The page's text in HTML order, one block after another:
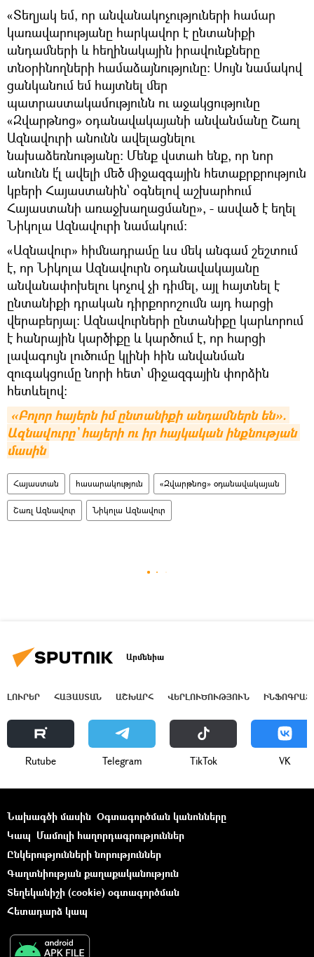
«Տեղյակ եմ, որ անվանակոչություների համար
կառավարությանը հարկավոր է ընտանիքի
անդամների և հեղինակային իրավունքները
տնօրինողների համաձայնությունը։ Սույն նամակով
ցանկանում եմ հայտնել մեր
պատրաստակամությունն ու աջակցությունը
«Զվարթնոց» օդանավակայանի անվանմանը Շառլ
Ազնավուրի անունն ավելացնելու
նախաձեռնությանը։ Մենք վստահ ենք, որ նոր
անունն է՛լ ավելի մեծ միջազգային հետաքրքրություն
կբերի Հայաստանին՝ օգնելով աշխարհում
Հայաստանի առաջխաղացմանը», - ասված է եղել
Նիկոլա Ազնավուրի նամակում:
«Ազնավուր» հիմնադրամը ևս մեկ անգամ շեշտում
է, որ Նիկոլա Ազնավուրն օդանավակայանը
անվանափոխելու կոչով չի դիմել, այլ հայտնել է
ընտանիքի դրական դիրքորոշումն այդ հարցի
վերաբերյալ: Ազնավուրների ընտանիքը կարևորում
է հանրային կարծիքը և կարծում է, որ հարցի
լավագույն լուծումը կլինի հին անվանման
զուգակցումը նորի հետ՝ միջազգային փորձին
հետևելով:
«Բոլոր հայերն իմ ընտանիքի անդամներն են».
Ազնավուրը` հայերի ու իր հայկական ինքնության
մասին
Հայաստան հասարակություն «Զվարթնոց» օդանավակայան
Շառլ Ազնավուր Նիկոլա Ազնավուր
Արմենիա
ԼՈՒՐԵՐ ՀԱՅԱՍՏԱՆ ԱՇԽԱՐՀ ՎԵՐԼՈՒԾՈՒԹՅՈՒՆ
Rutube Telegram ТikТоk VK
Նախագծի մասին Օգտագործման կանոնները
Կապ Մամուլի հաղորդագրություններ
Ընկերությունների նորություններ
Գաղտնիության քաղաքականություն
Տեղեկանիշի (cookie) օգտագործման
Հետադարձ կապ